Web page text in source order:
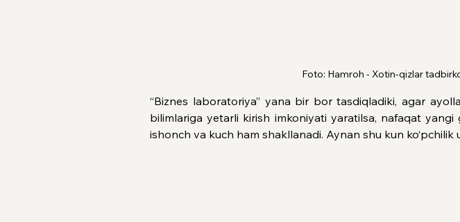
Foto: Hamroh - Xotin-qizlar
“Biznes laboratoriya” yana bir bor tasdiqladiki, agar
bilimlariga yetarli kirish imkoniyati yaratilsa, nafaqat yangi
ishonch va kuch ham shakllanadi. Aynan shu kun